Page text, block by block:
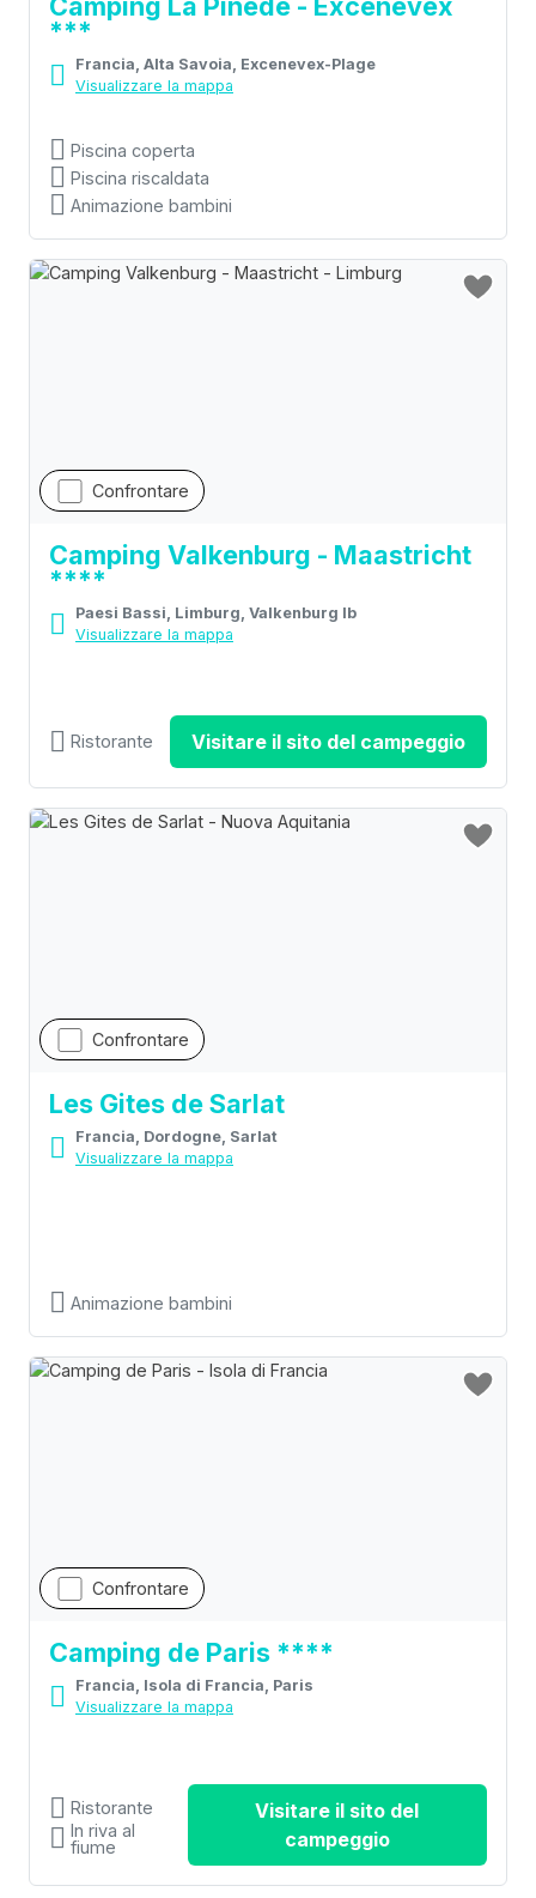
Camping La Pinède - Excenevex
***
Francia, Alta Savoia, Excenevex-Plage
Visualizzare la mappa
Piscina coperta
Piscina riscaldata
Animazione bambini
Confrontare
Camping Valkenburg - Maastricht
****
Paesi Bassi, Limburg, Valkenburg lb
Visualizzare la mappa
Ristorante Visitare il sito del campeggio
Confrontare
Les Gites de Sarlat
Francia, Dordogne, Sarlat
Visualizzare la mappa
Animazione bambini
Confrontare
Camping de Paris ****
Francia, Isola di Francia, Paris
Visualizzare la mappa
Ristorante
In riva al
fiume
Visitare il sito del
campeggio